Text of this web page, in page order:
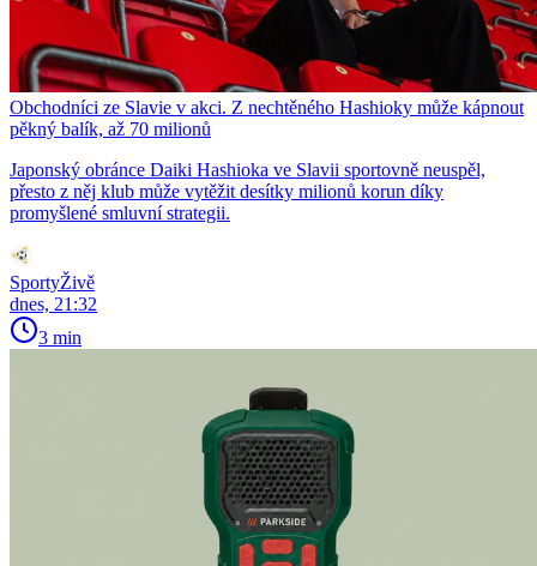
Obchodníci ze Slavie v akci. Z nechtěného Hashioky může kápnout
pěkný balík, až 70 milionů
Japonský obránce Daiki Hashioka ve Slavii sportovně neuspěl,
přesto z něj klub může vytěžit desítky milionů korun díky
promyšlené smluvní strategii.
SportyŽivě
dnes, 21:32
3 min